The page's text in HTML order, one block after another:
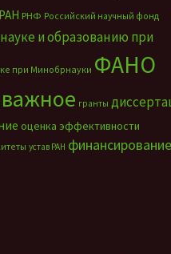
РАН РНФ Российский научный фонд
и образованию при
при Минобрнауки ФАНО
важное гранты
оценка эффективности
устав РАН финансирование